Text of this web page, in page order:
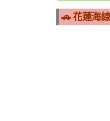
🚗 花蓮海